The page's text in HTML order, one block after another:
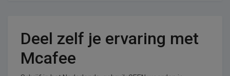
Deel zelf je ervaring met
Mcafee